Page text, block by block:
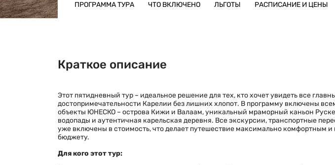
ПРОГРАММА ТУРА ЧТО ВКЛЮЧЕНО ЛЬГОТЫ РАСПИСАНИЕ И ЦЕНЫ
Краткое описание
Этот пятидневный тур – идеальное решение для тех, кто хочет увидеть все
достопримечательности Карелии без лишних хлопот. В программу включены
объекты ЮНЕСКО – острова Кижи и Валаам, уникальный мраморный каньон
водопады и аутентичная карельская деревня. Все экскурсии, транспортные
уже включены в стоимость, что делает путешествие максимально комфортным
бюджету.
Для кого этот тур: